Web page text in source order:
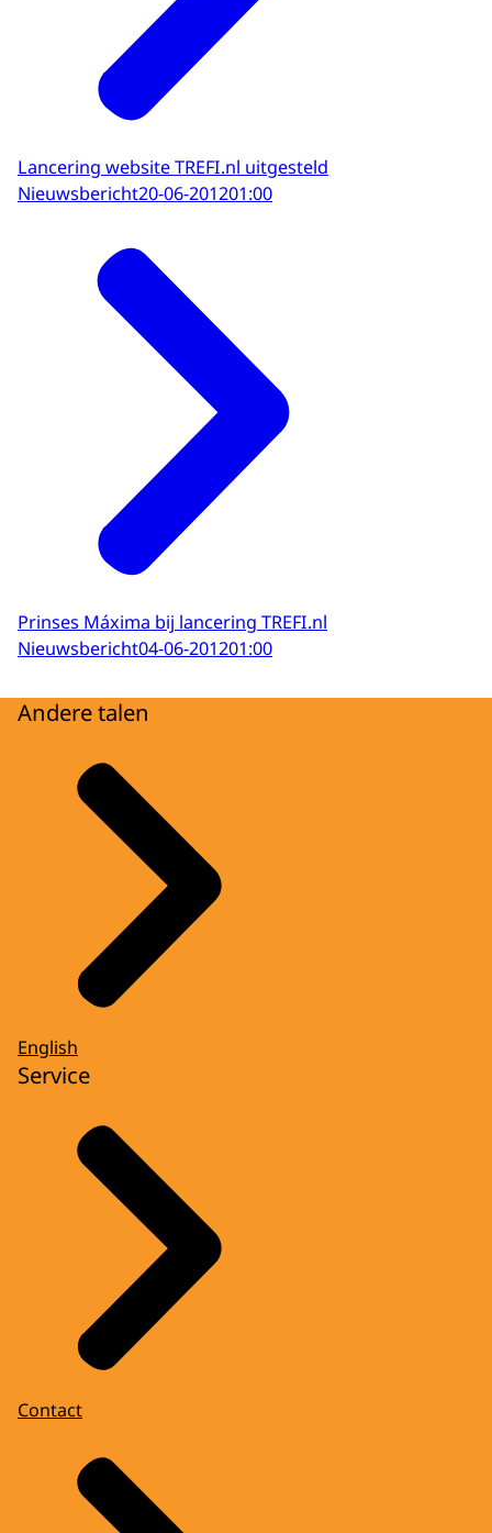
Lancering website TREFI.nl uitgesteld
Nieuwsbericht20-06-201201:00
Prinses Máxima bij lancering TREFI.nl
Nieuwsbericht04-06-201201:00
Andere talen
English
Service
Contact